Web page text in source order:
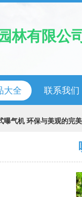
林有限公司
大全 联系我们
曝气机 环保与美观的完